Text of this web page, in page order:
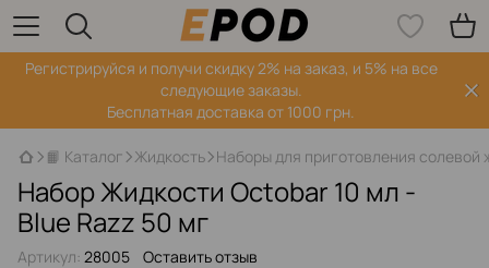
Регистрируйся‌ и получи скидку 2% на заказ, и 5% на все
следующие заказы.
Бесплатная доставка от 1000 грн.
📙 Каталог Жидкость Наборы для приготовления солевой
Набор Жидкости Octobar 10 мл -
Blue Razz 50 мг
Артикул: 28005 Оставить отзыв